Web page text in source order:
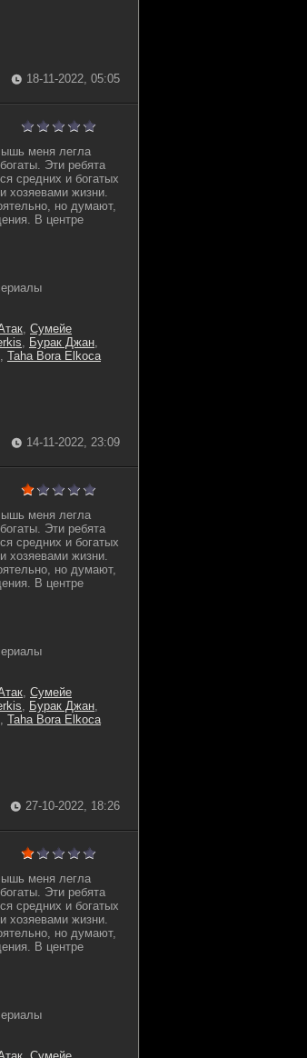
18-11-2022, 05:05
меня легла
Эти ребята
средних и богатых
хозяевами жизни.
но думают,
В центре
, Сумейе
, Бурак Джан,
, Taha Bora Elkoca
14-11-2022, 23:09
меня легла
Эти ребята
средних и богатых
хозяевами жизни.
но думают,
В центре
, Сумейе
, Бурак Джан,
, Taha Bora Elkoca
27-10-2022, 18:26
меня легла
Эти ребята
средних и богатых
хозяевами жизни.
но думают,
В центре